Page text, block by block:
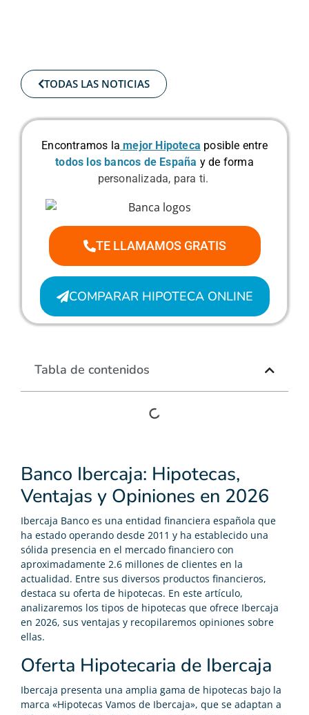
Banco Ibercaja: Hipotecas,
Ventajas y Opiniones en 2026
Ibercaja Banco es una entidad financiera española que
ha estado operando desde 2011 y ha establecido una
sólida presencia en el mercado financiero con
aproximadamente 2.6 millones de clientes en la
actualidad. Entre sus diversos productos financieros,
destaca su oferta de hipotecas. En este artículo,
analizaremos los tipos de hipotecas que ofrece Ibercaja
en 2026, sus ventajas y recopilaremos opiniones sobre
ellas.
Oferta Hipotecaria de Ibercaja
Ibercaja presenta una amplia gama de hipotecas bajo la
marca «Hipotecas Vamos de Ibercaja», que se adaptan a
TODAS LAS NOTICIAS
Encontramos la mejor Hipoteca posible entre
todos los bancos de España y de forma
personalizada, para ti.
TE LLAMAMOS GRATIS
COMPARAR HIPOTECA ONLINE
Tabla de contenidos